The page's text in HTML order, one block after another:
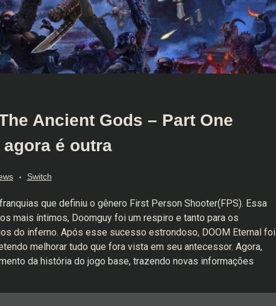
Ancient Gods – Part One
é outra
Switch
que definiu o gênero First Person Shooter(FPS). Essa
mais íntimos, Doomguy foi um respiro e tanto para os
do inferno. Após esse sucesso estrondoso, DOOM Eternal foi
melhorar tudo que fora vista em seu antecessor. Agora,
da história do jogo base, trazendo novas informações